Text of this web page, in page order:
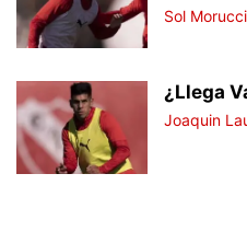
Sol Morucci
¿Llega
Joaquin